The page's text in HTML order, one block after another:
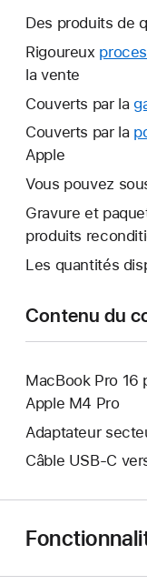
Des produits de
Rigoureux
la vente
Couverts par la
Couverts par la
Apple
Vous pouvez
Gravure et
produits
Les quantités
Contenu du
MacBook Pro
Apple M4 Pro
Adaptateur
Câble USB-C